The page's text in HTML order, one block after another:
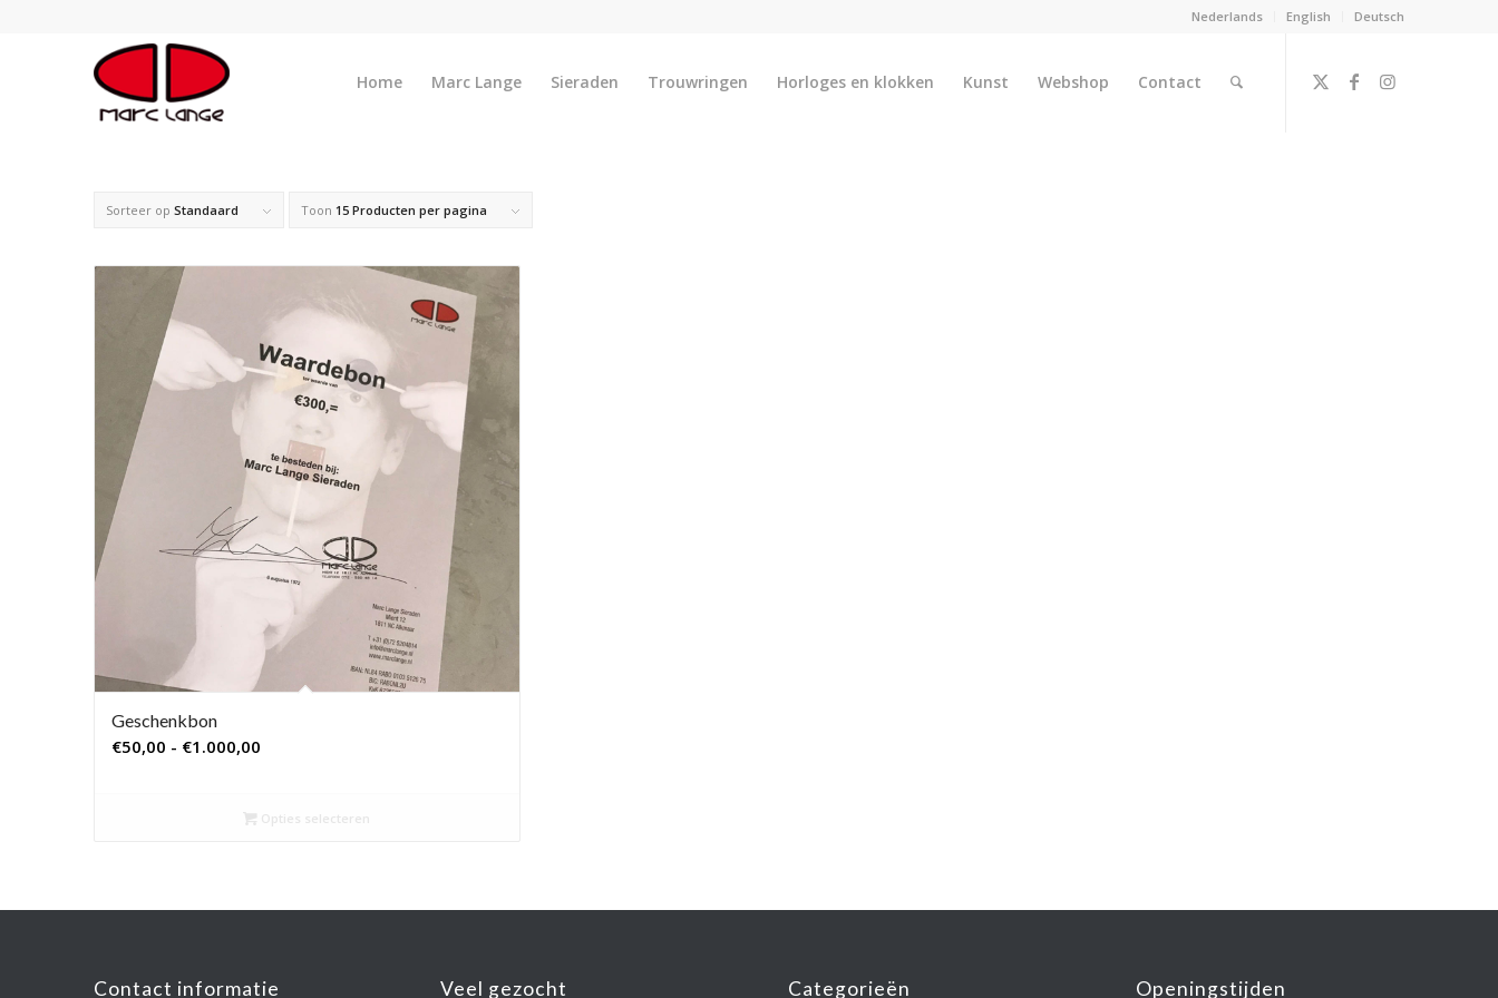
Nederlands English Deutsch
Home Marc Lange Sieraden Trouwringen Horloges en klokken Kunst Webshop Contact
Sorteer op Standaard Toon 15 Producten per pagina
Geschenkbon
€50,00 - €1.000,00Prijsklasse:
€1.000,00
Opties selecteren
Contact informatie Veel gezocht Categorieën Openingstijden